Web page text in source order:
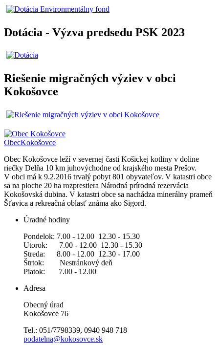
Dotácia - Výzva predsedu PSK 2023
Riešenie migračných výziev v obci
Kokošovce
ObecKokošovce
Obec Kokošovce leží v severnej časti Košickej kotliny v doline
riečky Delňa 10 km juhovýchodne od krajského mesta Prešov.
V obci má k 9.2.2016 trvalý pobyt 801 obyvateľov. V katastri obce
sa na ploche 20 ha rozprestiera Národná prírodná rezervácia
Kokošovská dubina. V katastri obce sa nachádza minerálny prameň
Šťavica a rekreačná oblasť známa ako Sigord.
Úradné hodiny
Pondelok: 7.00 - 12.00 12.30 - 15.30
Utorok: 7.00 - 12.00 12.30 - 15.30
Streda: 8.00 - 12.00 12.30 - 17.00
Štrtok: Nestránkový deň
Piatok: 7.00 - 12.00
Adresa
Obecný úrad
Kokošovce 76
Tel.: 051/7798339, 0940 948 718
podatelna@kokosovce.sk